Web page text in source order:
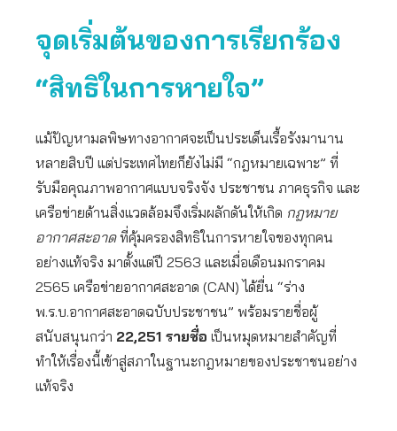
จุดเริ่มต้นของการเรียกร้อง
“สิทธิในการหายใจ”
แม้ปัญหามลพิษทางอากาศจะเป็นประเด็นเรื้อรังมานาน
หลายสิบปี แต่ประเทศไทยก็ยังไม่มี “กฎหมายเฉพาะ” ที่
รับมือคุณภาพอากาศแบบจริงจัง ประชาชน ภาคธุรกิจ และ
เครือข่ายด้านสิ่งแวดล้อมจึงเริ่มผลักดันให้เกิด กฎหมาย
อากาศสะอาดที่คุ้มครองสิทธิในการหายใจของทุกคน
อย่างแท้จริง มาตั้งแต่ปี 2563 และเมื่อเดือนมกราคม
2565 เครือข่ายอากาศสะอาด (CAN) ได้ยื่น “ร่าง
พ.ร.บ.อากาศสะอาดฉบับประชาชน” พร้อมรายชื่อผู้
สนับสนุนกว่า 22,251 รายชื่อ เป็นหมุดหมายสำคัญที่
ทำให้เรื่องนี้เข้าสู่สภาในฐานะกฎหมายของประชาชนอย่าง
แท้จริง